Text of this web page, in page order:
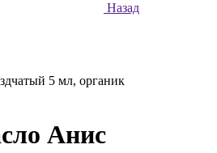
Назад
5 мл, органик
Анис